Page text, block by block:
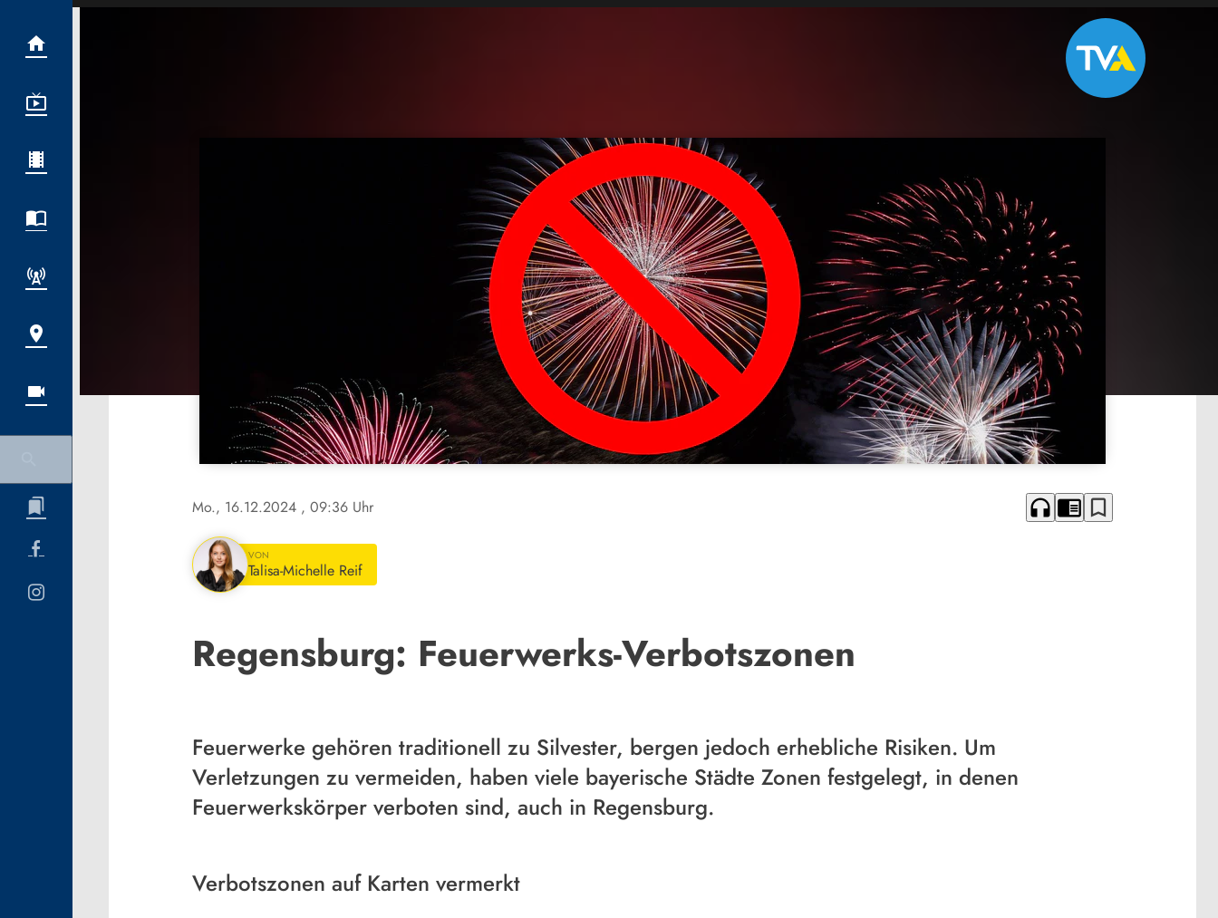
Mo., 16.12.2024 , 09:36 Uhr headphones chrome_reader_mode bookmark_border
VON
Talisa-Michelle Reif
Regensburg: Feuerwerks-Verbotszonen
Feuerwerke gehören traditionell zu Silvester, bergen jedoch erhebliche Risiken. Um
Verletzungen zu vermeiden, haben viele bayerische Städte Zonen festgelegt, in denen
Feuerwerkskörper verboten sind, auch in Regensburg.
Verbotszonen auf Karten vermerkt